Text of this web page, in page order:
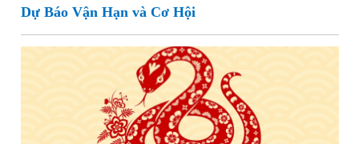
Dự Báo Vận Hạn và Cơ Hội